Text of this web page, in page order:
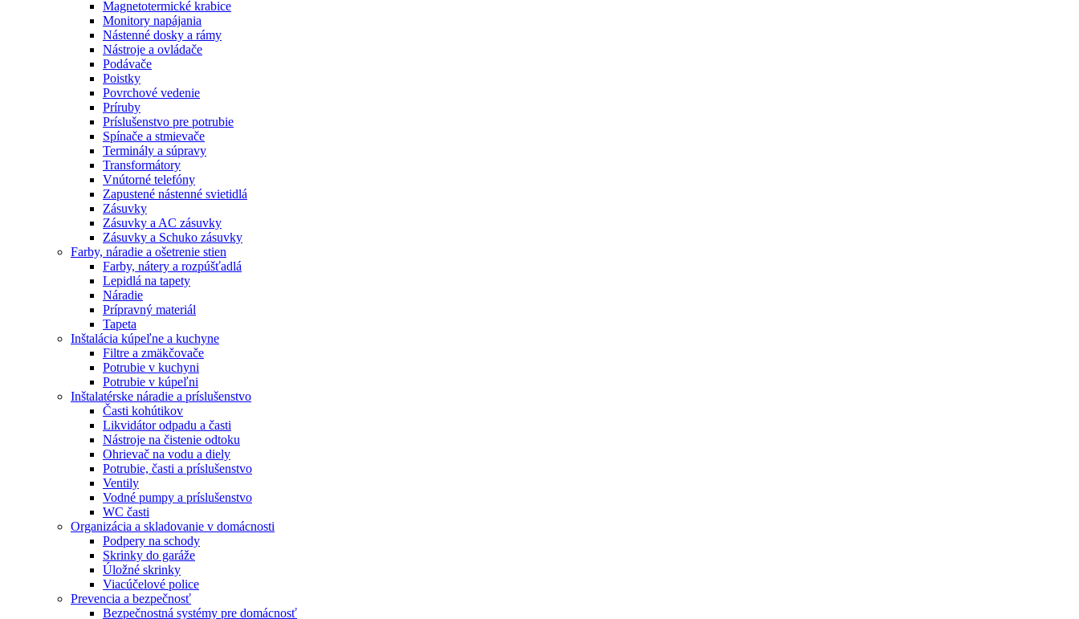
Magnetotermické krabice
Monitory napájania
Nástenné dosky a rámy
Nástroje a ovládače
Podávače
Poistky
Povrchové vedenie
Príruby
Príslušenstvo pre potrubie
Spínače a stmievače
Terminály a súpravy
Transformátory
Vnútorné telefóny
Zapustené nástenné svietidlá
Zásuvky
Zásuvky a AC zásuvky
Zásuvky a Schuko zásuvky
Farby, náradie a ošetrenie stien
Farby, nátery a rozpúšťadlá
Lepidlá na tapety
Náradie
Prípravný materiál
Tapeta
Inštalácia kúpeľne a kuchyne
Filtre a zmäkčovače
Potrubie v kuchyni
Potrubie v kúpeľni
Inštalatérske náradie a príslušenstvo
Časti kohútikov
Likvidátor odpadu a časti
Nástroje na čistenie odtoku
Ohrievač na vodu a diely
Potrubie, časti a príslušenstvo
Ventily
Vodné pumpy a príslušenstvo
WC časti
Organizácia a skladovanie v domácnosti
Podpery na schody
Skrinky do garáže
Úložné skrinky
Viacúčelové police
Prevencia a bezpečnosť
Bezpečnostná systémy pre domácnosť